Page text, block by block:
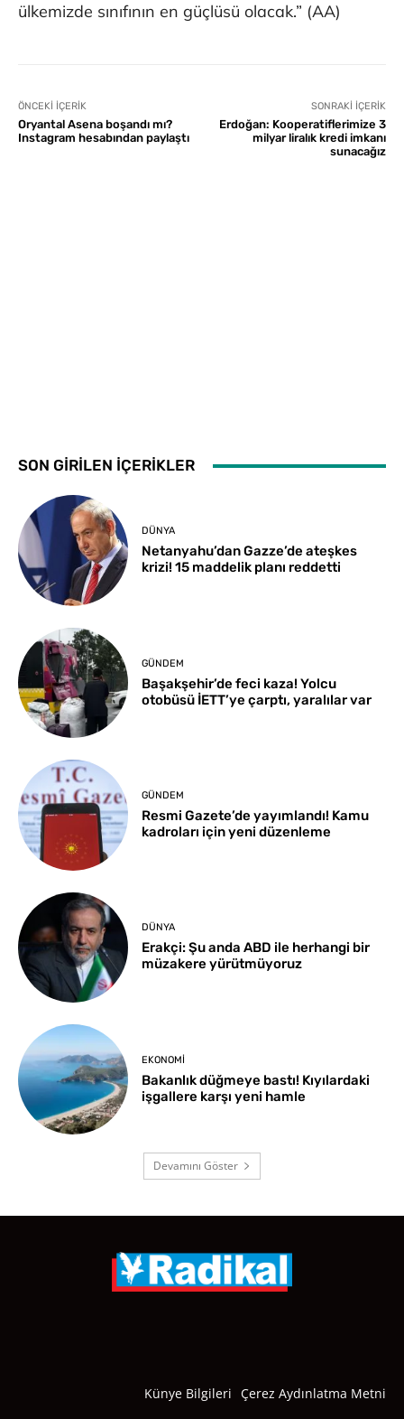
ülkemizde sınıfının en güçlüsü olacak.” (AA)
ÖNCEKI İÇERIK
Oryantal Asena boşandı mı?
Instagram hesabından paylaştı
SONRAKI İÇERIK
Erdoğan: Kooperatiflerimize 3
milyar liralık kredi imkanı
sunacağız
SON GİRİLEN İÇERİKLER
DÜNYA
Netanyahu’dan Gazze’de ateşkes
krizi! 15 maddelik planı reddetti
GÜNDEM
Başakşehir’de feci kaza! Yolcu
otobüsü İETT’ye çarptı, yaralılar var
GÜNDEM
Resmi Gazete’de yayımlandı! Kamu
kadroları için yeni düzenleme
DÜNYA
Erakçi: Şu anda ABD ile herhangi bir
müzakere yürütmüyoruz
EKONOMI
Bakanlık düğmeye bastı! Kıyılardaki
işgallere karşı yeni hamle
Devamını Göster
Künye Bilgileri Çerez Aydınlatma Metni